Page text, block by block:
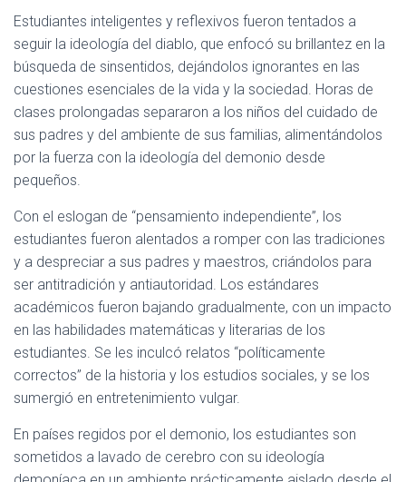
Estudiantes inteligentes y reflexivos fueron tentados a
seguir la ideología del diablo, que enfocó su brillantez en la
búsqueda de sinsentidos, dejándolos ignorantes en las
cuestiones esenciales de la vida y la sociedad. Horas de
clases prolongadas separaron a los niños del cuidado de
sus padres y del ambiente de sus familias, alimentándolos
por la fuerza con la ideología del demonio desde
pequeños.
Con el eslogan de “pensamiento independiente”, los
estudiantes fueron alentados a romper con las tradiciones
y a despreciar a sus padres y maestros, criándolos para
ser antitradición y antiautoridad. Los estándares
académicos fueron bajando gradualmente, con un impacto
en las habilidades matemáticas y literarias de los
estudiantes. Se les inculcó relatos “políticamente
correctos” de la historia y los estudios sociales, y se los
sumergió en entretenimiento vulgar.
En países regidos por el demonio, los estudiantes son
sometidos a lavado de cerebro con su ideología